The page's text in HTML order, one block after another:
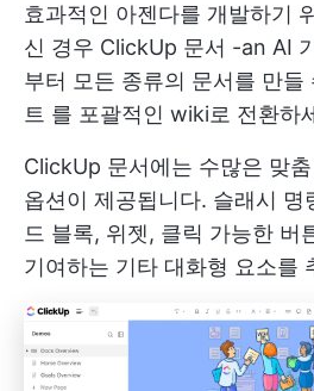
효과적인 아젠다를 개발하기
신 경우 ClickUp 문서 -an AI
부터 모든 종류의 문서를 만들
트 를 포괄적인 wiki로 전환하
ClickUp 문서에는 수많은 맞
옵션이 제공됩니다. 슬래시
드 블록, 위젯, 클릭 가능한 버
기여하는 기타 대화형 요소를